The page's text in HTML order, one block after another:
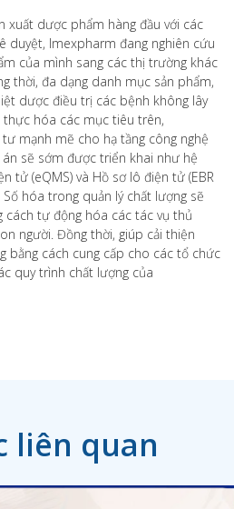
xuất dược phẩm hàng đầu với các
duyệt, Imexpharm đang nghiên cứu
của mình sang các thị trường khác
thời, đa dạng danh mục sản phẩm,
dược điều trị các bệnh không lây
hóa các mục tiêu trên,
mạnh mẽ cho hạ tầng công nghệ
sẽ sớm được triển khai như hệ
tử (eQMS) và Hồ sơ lô điện tử (EBR
hóa trong quản lý chất lượng sẽ
cách tự động hóa các tác vụ thủ
người. Đồng thời, giúp cải thiện
bằng cách cung cấp cho các tổ chức
quy trình chất lượng của
liên quan